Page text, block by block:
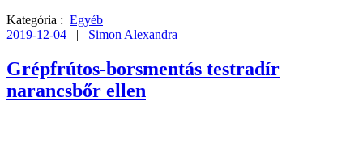
Kategória : Egyéb
2019-12-04
| Simon Alexandra
Grépfrútos-borsmentás testradír
narancsbőr ellen